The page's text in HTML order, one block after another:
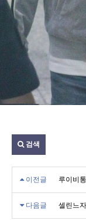
검색
이전글 루이비
다음글 셀린느